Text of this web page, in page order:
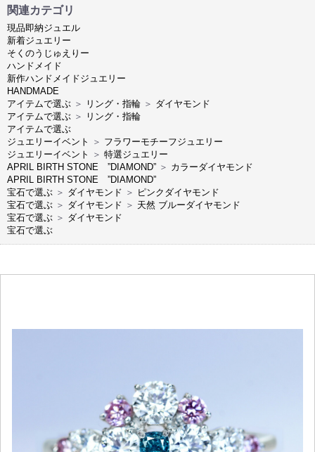
関連カテゴリ
現品即納ジュエル
新着ジュエリー
そくのうじゅえりー
ハンドメイド
新作ハンドメイドジュエリー
HANDMADE
アイテムで選ぶ ＞ リング・指輪 ＞ ダイヤモンド
アイテムで選ぶ ＞
リング・指輪
アイテムで選ぶ
ジュエリーイベント
＞ フラワーモチーフジュエリー
ジュエリーイベント
＞ 特選ジュエリー
APRIL BIRTH STONE ”DIAMOND” ＞ カラーダイヤモンド
APRIL BIRTH STONE ”DIAMOND”
宝石で選ぶ ＞ ダイヤモンド ＞ ピンクダイヤモンド
宝石で選ぶ ＞ ダイヤモンド ＞ 天然 ブルーダイヤモンド
宝石で選ぶ ＞ ダイヤモンド
宝石で選ぶ